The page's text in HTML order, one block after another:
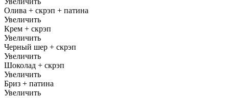
Олива + скрэп + патина
Увеличить
Крем + скрэп
Увеличить
Черный шер + скрэп
Увеличить
Шоколад + скрэп
Увеличить
Бриз + патина
Увеличить